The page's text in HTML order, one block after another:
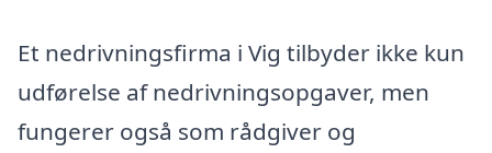
Et nedrivningsfirma i Vig tilbyder ikke kun
udførelse af nedrivningsopgaver, men
fungerer også som rådgiver og